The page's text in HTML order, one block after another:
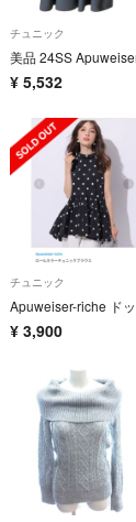
チュニック
¥ 5,532
チュニック
¥ 3,900